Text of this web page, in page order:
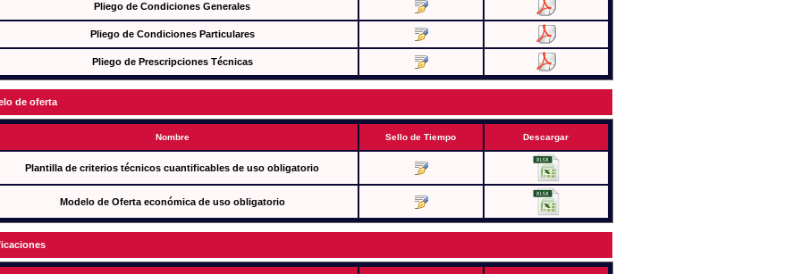
Pliego de Condiciones Generales
Pliego de Condiciones Particulares
Pliego de Prescripciones Técnicas
de oferta
Nombre Sello de Tiempo Descargar
Plantilla de criterios técnicos cuantificables de uso obligatorio
Modelo de Oferta económica de uso obligatorio